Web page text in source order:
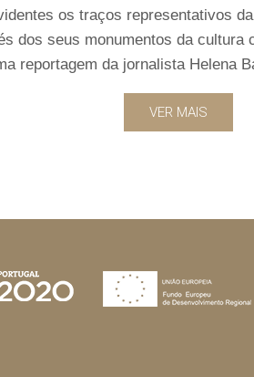
os traços representativos
dos seus monumentos da
reportagem da jornalista Helena
VER MAIS